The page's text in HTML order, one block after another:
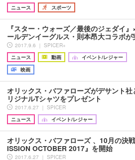
ニュース
スポーツ
『スター・ウォーズ／最後のジェダイ
ールデンイーグルス・則本昂大コラボ
2017.9.6 ｜ SPICER+
ニュース
動画
イベント/レジャー
映画
オリックス・バファローズがデサント
リジナルTシャツをプレゼント
2017.6.27 ｜ SPICER
ニュース
イベント/レジャー
オリックス・バファローズ 、10月の決
ISSION OCTOBER 2017』を開始
2017.6.27 ｜ SPICER